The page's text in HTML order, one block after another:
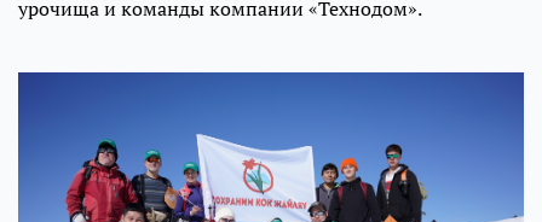
урочища и команды компании «Технодом».